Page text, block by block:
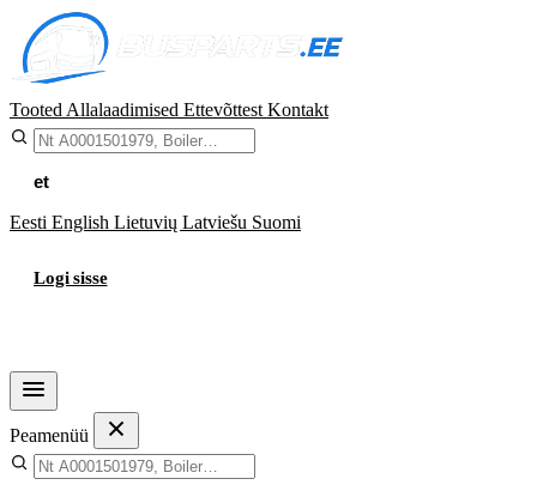
Tooted Allalaadimised Ettevõttest Kontakt
et
Eesti English Lietuvių Latviešu Suomi
Logi sisse
Peamenüü